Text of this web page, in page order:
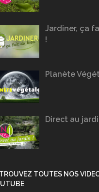
Jardiner, ça
!
Planète
Direct au
TOUTES NOS